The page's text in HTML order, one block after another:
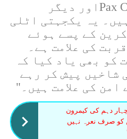
Pax اور دیگر
یہ یکجہتی اٹلی
کے پسے ہوئے
کی علامت ہے۔
کو بھی یاد کیا کہ
شاخیں پیش کر رہے
کی علامت ہیں۔ "
دہم کی کیمرون
کو صرف نعرہ نہیں